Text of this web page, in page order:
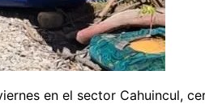
en el sector Cahuincul,